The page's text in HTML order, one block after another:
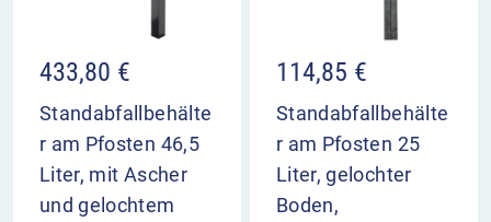
433,80 €
Standabfallbehälte
r am Pfosten 46,5
Liter, mit Ascher
und gelochtem
114,85 €
Standabfallbehälte
r am Pfosten 25
Liter, gelochter
Boden,